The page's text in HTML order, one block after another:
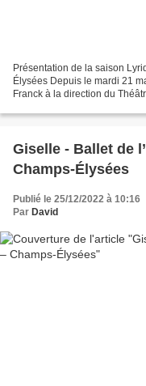
Présentation de la saison
Élysées Depuis le mardi 21
Franck à la direction du
Giselle - Ballet de
Champs-Élysées
Publié le 25/12/2022 à 10:16
Par David